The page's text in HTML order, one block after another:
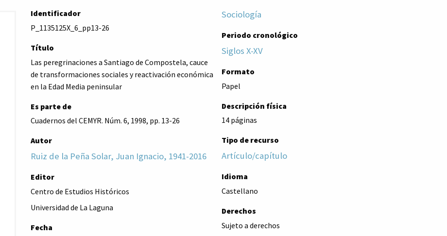
Identificador
P_1135125X_6_pp13-26
Título
Las peregrinaciones a Santiago de Compostela, cauce
de transformaciones sociales y reactivación económica
en la Edad Media peninsular
Es parte de
Cuadernos del CEMYR. Núm. 6, 1998, pp. 13-26
Autor
Ruiz de la Peña Solar, Juan Ignacio, 1941-2016
Editor
Centro de Estudios Históricos
Universidad de La Laguna
Fecha
Sociología
Periodo cronológico
Siglos X-XV
Formato
Papel
Descripción física
14 páginas
Tipo de recurso
Artículo/capítulo
Idioma
Castellano
Derechos
Sujeto a derechos